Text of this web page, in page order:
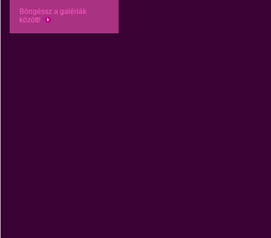
Böngéssz a galériák
között!